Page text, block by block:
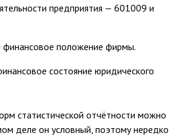
предприятия — 601009 и
положение фирмы.
состояние юридического
статистической отчётности можно
деле он условный, поэтому нередко